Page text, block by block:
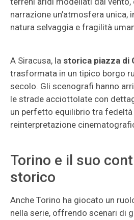
narrazione un’atmosfera unica,
natura selvaggia e fragilità
A Siracusa, la storica piazza di
trasformata in un tipico borgo
secolo. Gli scenografi hanno
le strade acciottolate con
un perfetto equilibrio tra
reinterpretazione
Torino e il suo
storico
Anche Torino ha giocato un
nella serie, offrendo scenari di